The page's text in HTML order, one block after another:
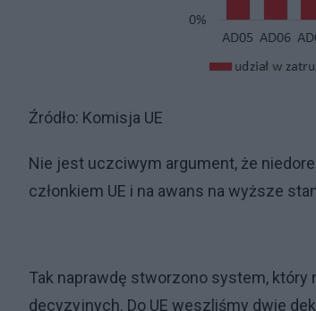
Źródło: Komisja UE
Nie jest uczciwym argument, że
członkiem UE i na awans na wyższe
Tak naprawdę stworzono system, który
decyzyjnych. Do UE weszliśmy dwie